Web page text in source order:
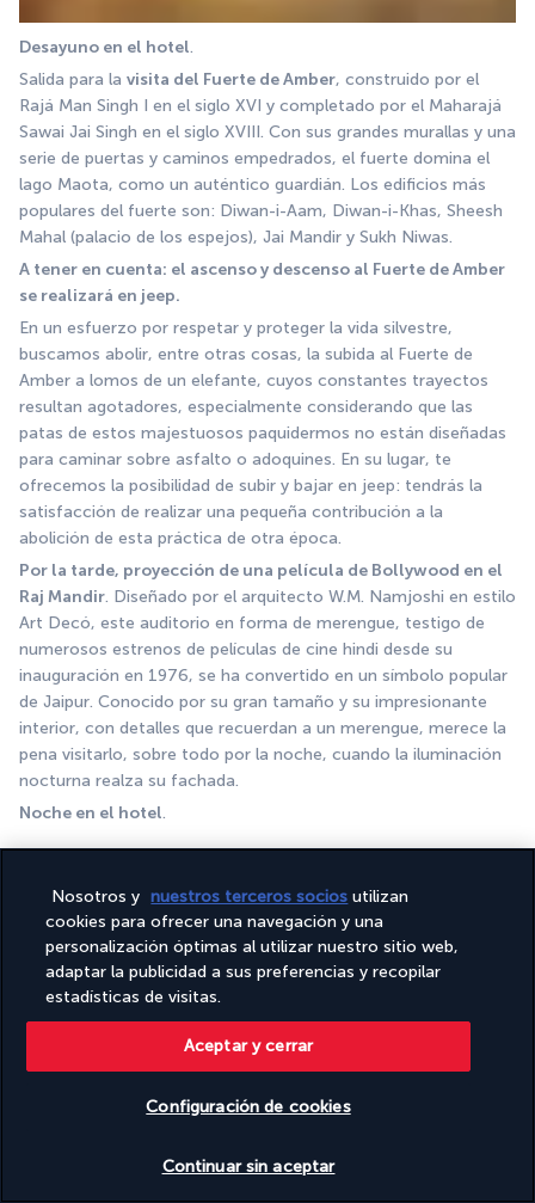
Desayuno en el hotel.
Salida para la visita del Fuerte de Amber, construido por el
Rajá Man Singh I en el siglo XVI y completado por el Maharajá
Sawai Jai Singh en el siglo XVIII. Con sus grandes murallas y una
serie de puertas y caminos empedrados, el fuerte domina el
lago Maota, como un auténtico guardián. Los edificios más
populares del fuerte son: Diwan-i-Aam, Diwan-i-Khas, Sheesh
Mahal (palacio de los espejos), Jai Mandir y Sukh Niwas.
A tener en cuenta: el ascenso y descenso al Fuerte de Amber
se realizará en jeep.
En un esfuerzo por respetar y proteger la vida silvestre,
buscamos abolir, entre otras cosas, la subida al Fuerte de
Amber a lomos de un elefante, cuyos constantes trayectos
resultan agotadores, especialmente considerando que las
patas de estos majestuosos paquidermos no están diseñadas
para caminar sobre asfalto o adoquines. En su lugar, te
ofrecemos la posibilidad de subir y bajar en jeep: tendrás la
satisfacción de realizar una pequeña contribución a la
abolición de esta práctica de otra época.
Por la tarde, proyección de una película de Bollywood en el
Raj Mandir. Diseñado por el arquitecto W.M. Namjoshi en estilo
Art Decó, este auditorio en forma de merengue, testigo de
numerosos estrenos de películas de cine hindi desde su
inauguración en 1976, se ha convertido en un símbolo popular
de Jaipur. Conocido por su gran tamaño y su impresionante
interior, con detalles que recuerdan a un merengue, merece la
pena visitarlo, sobre todo por la noche, cuando la iluminación
nocturna realza su fachada.
Noche en el hotel.
Durante la ruta, parada en Fatehpur Sikri, la magnífica y
ciudad fantasma cuyas ruinas aún se encuentran en su estado
Nosotros y nuestros terceros socios utilizan
cookies para ofrecer una navegación y una
personalización óptimas al utilizar nuestro sitio web,
adaptar la publicidad a sus preferencias y recopilar
estadísticas de visitas.
Configuración de cookies
Continuar sin aceptar
Aceptar y cerrar